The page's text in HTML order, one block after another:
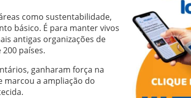
como sustentabilidade,
básico. É para manter vivos
antigas organizações de
países.
ganharam força na
marcou a ampliação do